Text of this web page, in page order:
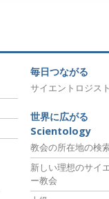
毎日つながる
サイエントロジス
世界に広がる
Scientology
教会の所在地の検
新しい理想のサイ
ー教会